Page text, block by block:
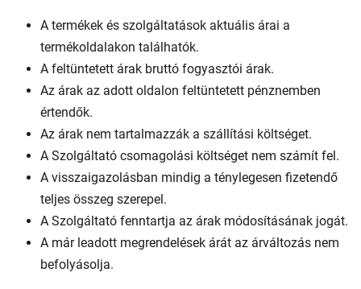
A termékek és szolgáltatások aktuális árai a
termékoldalakon találhatók.
A feltüntetett árak bruttó fogyasztói árak.
Az árak az adott oldalon feltüntetett pénznemben
értendők.
Az árak nem tartalmazzák a szállítási költséget.
A Szolgáltató csomagolási költséget nem számít fel.
A visszaigazolásban mindig a ténylegesen fizetendő
teljes összeg szerepel.
A Szolgáltató fenntartja az árak módosításának jogát.
A már leadott megrendelések árát az árváltozás nem
befolyásolja.